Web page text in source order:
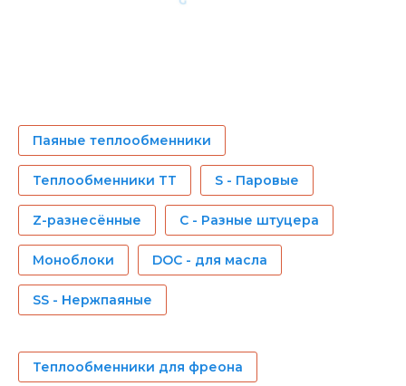
Паяные теплообменники
Теплообменники ТТ S - Паровые
Z-разнесённые C - Разные штуцера
Моноблоки DOC - для масла
SS - Нержпаяные
Теплообменники для фреона